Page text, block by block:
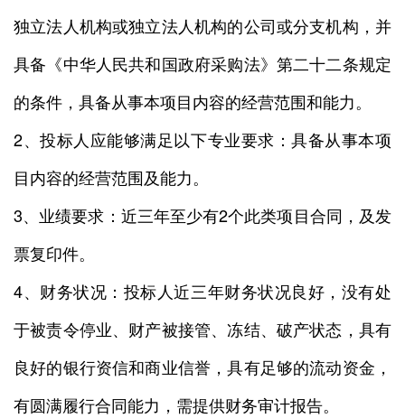
独立法人机构或独立法人机构的公司或分支机构，并
具备《中华人民共和国政府采购法》第二十二条规定
的条件，具备从事本项目内容的经营范围和能力。
2、投标人应能够满足以下专业要求：具备从事本项
目内容的经营范围及能力。
3、业绩要求：近三年至少有2个此类项目合同，及发
票复印件。
4、财务状况：投标人近三年财务状况良好，没有处
于被责令停业、财产被接管、冻结、破产状态，具有
良好的银行资信和商业信誉，具有足够的流动资金，
有圆满履行合同能力，需提供财务审计报告。